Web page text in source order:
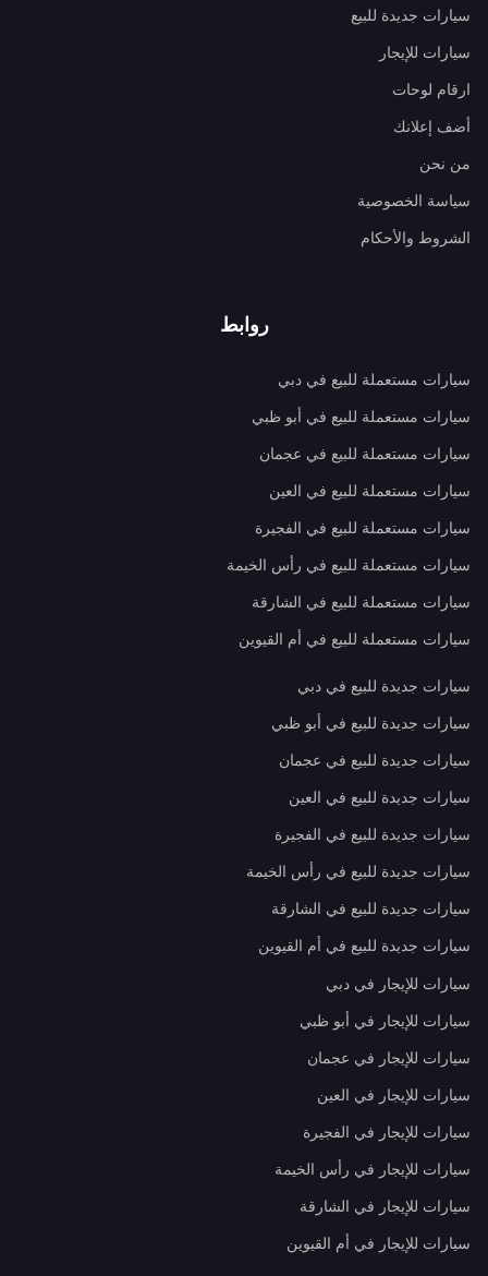
سيارات جديدة للبيع
سيارات للإيجار
ارقام لوحات
أضف إعلانك
من نحن
سياسة الخصوصية
الشروط والأحكام
روابط
سيارات مستعملة للبيع في دبي
سيارات مستعملة للبيع في أبو ظبي
سيارات مستعملة للبيع في عجمان
سيارات مستعملة للبيع في العين
سيارات مستعملة للبيع في الفجيرة
سيارات مستعملة للبيع في رأس الخيمة
سيارات مستعملة للبيع في الشارقة
سيارات مستعملة للبيع في أم القيوين
سيارات جديدة للبيع في دبي
سيارات جديدة للبيع في أبو ظبي
سيارات جديدة للبيع في عجمان
سيارات جديدة للبيع في العين
سيارات جديدة للبيع في الفجيرة
سيارات جديدة للبيع في رأس الخيمة
سيارات جديدة للبيع في الشارقة
سيارات جديدة للبيع في أم القيوين
سيارات للإيجار في دبي
سيارات للإيجار في أبو ظبي
سيارات للإيجار في عجمان
سيارات للإيجار في العين
سيارات للإيجار في الفجيرة
سيارات للإيجار في رأس الخيمة
سيارات للإيجار في الشارقة
سيارات للإيجار في أم القيوين